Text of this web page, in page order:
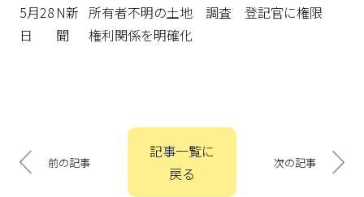
5月28
日
N新
聞
所有者不明の土地 調査 登記官に権限
権利関係を明確化
稿
ナ
前の記事
記事一覧に
戻る
次の記事